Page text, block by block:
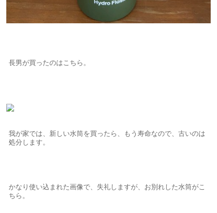
長男が買ったのはこちら。
我が家では、新しい水筒を買ったら、もう寿命なので、古いのは
処分します。
かなり使い込まれた画像で、失礼しますが、お別れした水筒がこ
ちら。